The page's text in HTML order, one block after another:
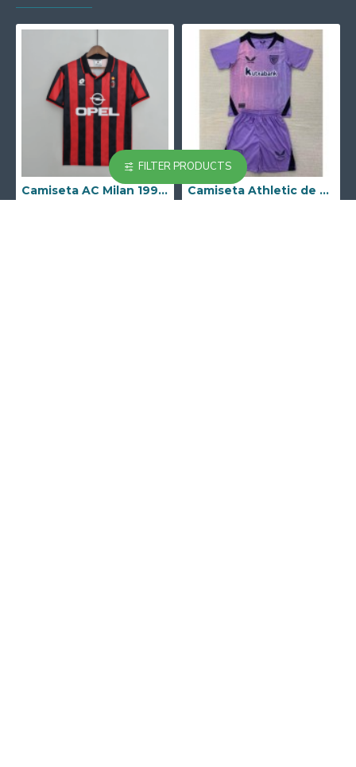
Camiseta AC Milan 1995/1996 Local Retro Camiseta Athletic de Bilbao 2024/2025 Alternativo Niño Kit
FILTER PRODUCTS